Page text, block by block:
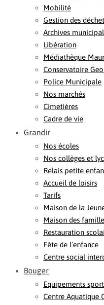
Mobilité
Gestion des
Archives
Libération
Médiathèque
Conservatoire
Police Municipale
Nos marchés
Cimetières
Cadre de vie
Grandir
Nos écoles
Nos collèges et
Relais petite
Accueil de loisirs
Tarifs
Maison de la
Maison des
Restauration
Fête de l’enfance
Centre social
Bouger
Equipements
Centre Aquatique